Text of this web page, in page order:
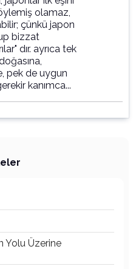
olamaz,
çünkü japon
bizzat
dır. ayrıca tek
pek de uygun
kanımca...
Yolu Üzerine